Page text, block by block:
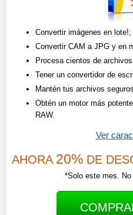
Convertir imágenes en lote!;
Convertir CAM a JPG y en
Procesa cientos de
Tener un convertidor de
Mantén tus archivos
Obtén un motor más
RAW.
Ver
AHORA 20% DE
*Solo este mes. No